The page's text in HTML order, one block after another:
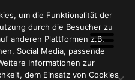
um die Funktionalität der
durch die Besucher zu
anderen Plattformen z.B.
Social Media, passende
Informationen zur
dem Einsatz von Cookies